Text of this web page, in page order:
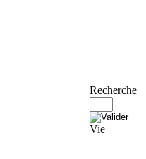
Recherche
Vie